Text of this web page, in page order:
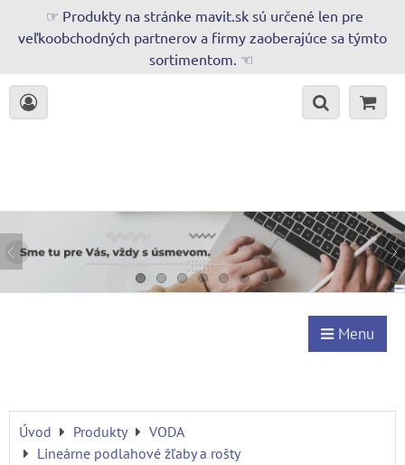
☞ Produkty na stránke mavit.sk sú určené len pre
veľkoobchodných partnerov a firmy zaoberajúce sa týmto
sortimentom. ☜
Menu
Úvod Produkty
VODA
Lineárne podlahové žľaby a rošty